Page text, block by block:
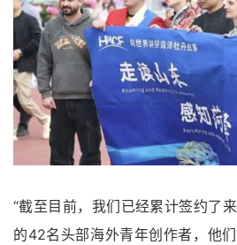
“截至目前，我们已经累计签约了
的42名头部海外青年创作者，他